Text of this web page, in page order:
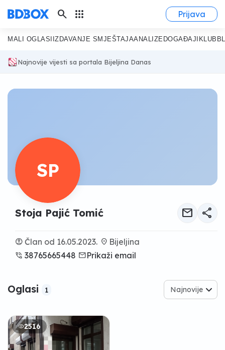
search apps Prijava
MALI OGLASI IZDAVANJE SMJEŠTAJAANALIZE DOGAĐAJI KLUB
Najnovije vijesti sa portala Bijeljina Danas
SP
Stoja Pajić Tomić mail share
account_circle Član od 16.05.2023. location_on Bijeljina
phone_in_talk 38765665448 emailPrikaži email
Oglasi 1 Najnovije
2516